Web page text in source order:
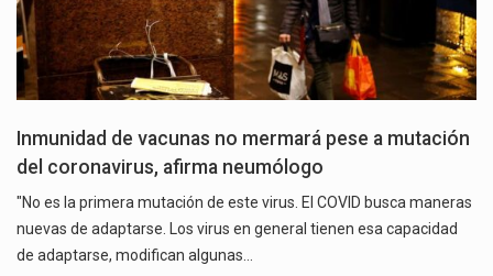
Inmunidad de vacunas no mermará pese a mutación
del coronavirus, afirma neumólogo
"No es la primera mutación de este virus. El COVID busca maneras
nuevas de adaptarse. Los virus en general tienen esa capacidad
de adaptarse, modifican algunas…